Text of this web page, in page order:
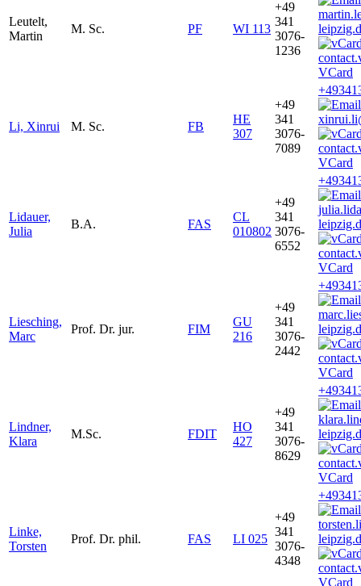
Leutelt,
Martin
M. Sc. PF WI 113
+49
341
3076-
1236
VCard
Li, Xinrui M. Sc. FB
HE
307
+49
341
3076-
7089
VCard
Lidauer,
Julia
B.A. FAS
CL
010802
+49
341
3076-
6552
VCard
Liesching,
Marc
Prof. Dr. jur. FIM
GU
216
+49
341
3076-
2442
VCard
Lindner,
Klara
M.Sc. FDIT
HO
427
+49
341
3076-
8629
VCard
Linke,
Torsten
Prof. Dr. phil. FAS LI 025
+49
341
3076-
4348
VCard